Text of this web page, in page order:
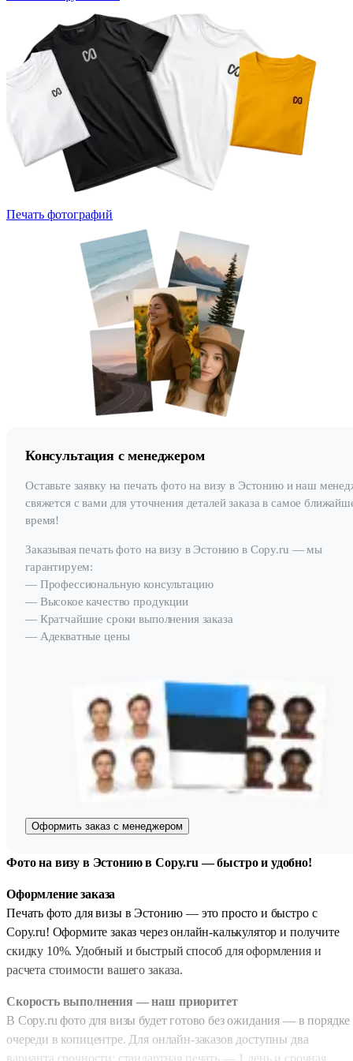
Печать фотографий
Консультация с менеджером
Оставьте заявку на печать фото на визу в Эстонию и наш
свяжется с вами для уточнения деталей заказа в самое
время!
Заказывая печать фото на визу в Эстонию в Copy.ru — мы
гарантируем:
— Профессиональную консультацию
— Высокое качество продукции
— Кратчайшие сроки выполнения заказа
— Адекватные цены
Оформить заказ с менеджером
Фото на визу в Эстонию в Copy.ru — быстро и удобно!
Оформление заказа
Печать фото для визы в Эстонию — это просто и быстро с
Copy.ru! Оформите заказ через онлайн-калькулятор и получите
скидку 10%. Удобный и быстрый способ для оформления и
расчета стоимости вашего заказа.
Скорость выполнения — наш приоритет
В Copy.ru фото для визы будет готово без ожидания — в порядке
очереди в копицентре. Для онлайн-заказов доступны два
варианта срочности: стандартная печать — 1 день и срочная